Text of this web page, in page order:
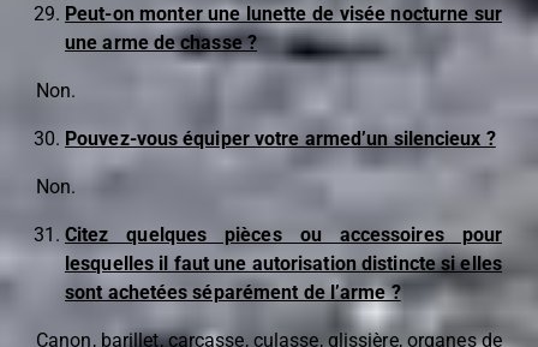
Peut-on monter une lunette de visée nocturne sur
une arme de chasse ?
Non.
Pouvez-vous équiper votre armed’un silencieux ?
Non.
Citez quelques pièces ou accessoires pour
lesquelles il faut une autorisation distincte si elles
sont achetées séparément de l’arme ?
Canon, barillet, carcasse, culasse, glissière, organes de